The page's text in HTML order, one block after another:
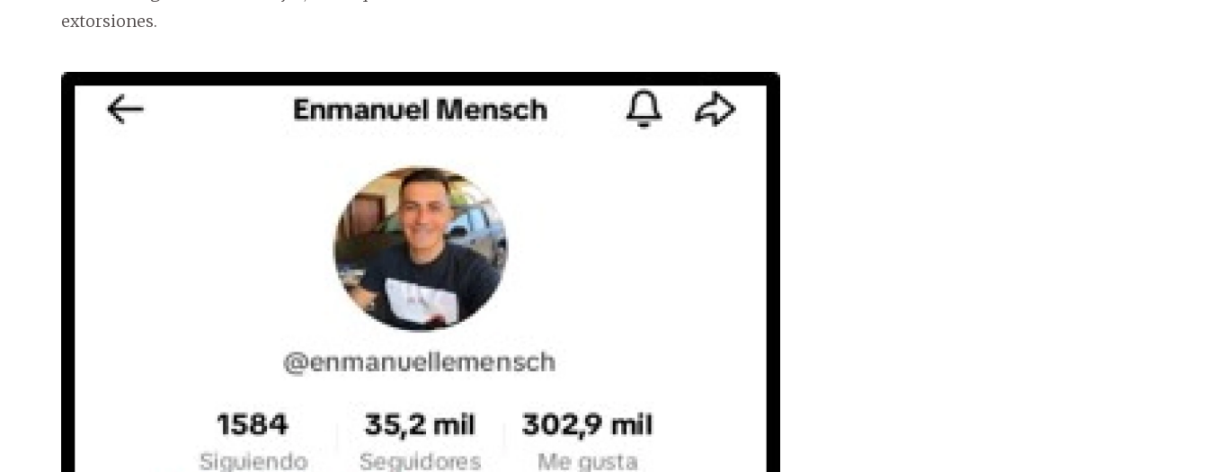
extorsiones.